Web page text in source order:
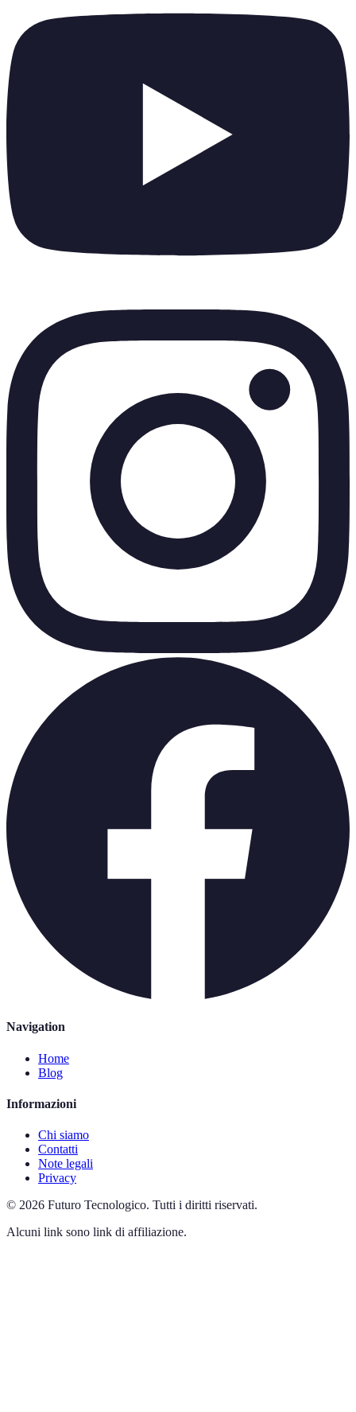
Navigation
Home
Blog
Informazioni
Chi siamo
Contatti
Note legali
Privacy
© 2026 Futuro Tecnologico. Tutti i diritti riservati.
Alcuni link sono link di affiliazione.